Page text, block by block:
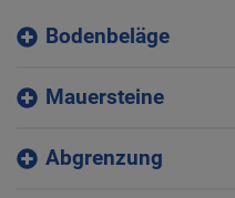
Bodenbeläge
Mauersteine
Abgrenzung